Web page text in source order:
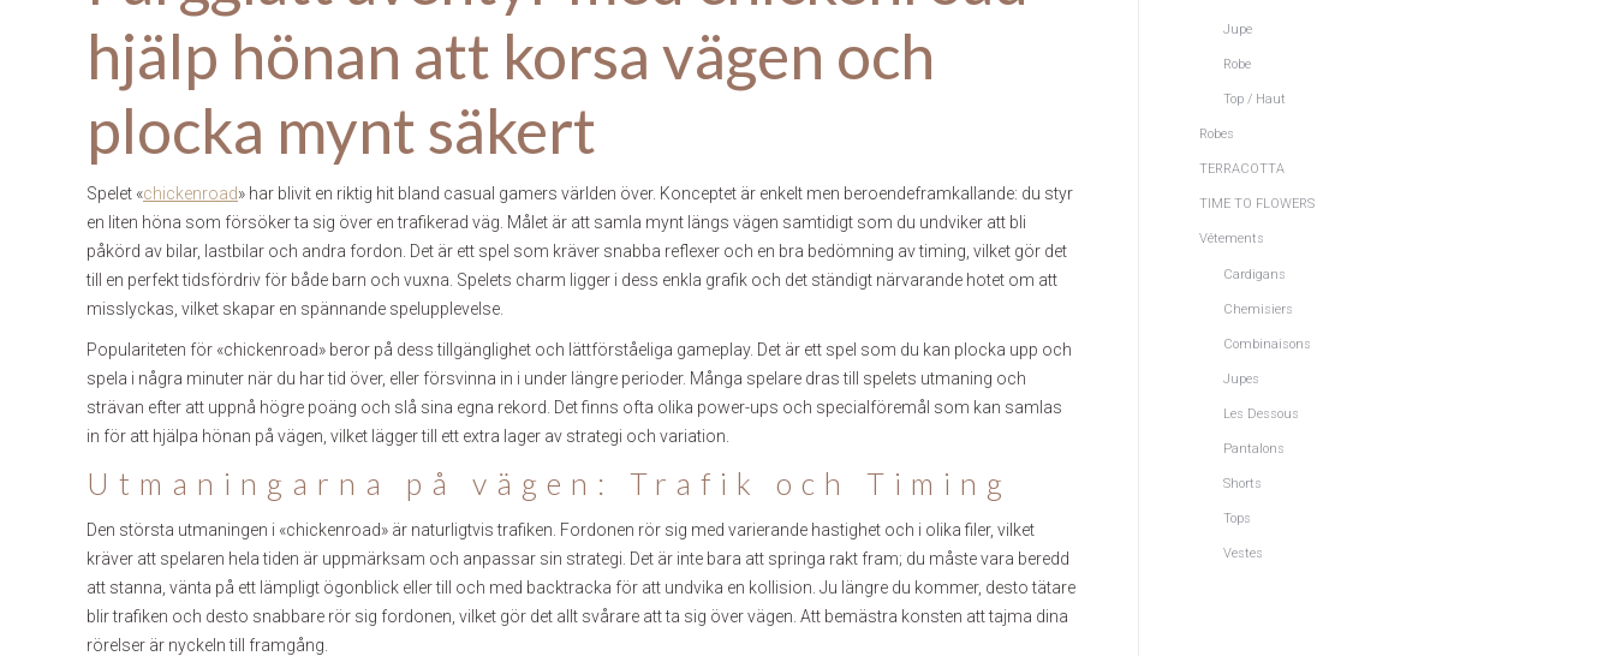
hjälp hönan att korsa vägen och
plocka mynt säkert
Spelet «chickenroad» har blivit en riktig hit bland casual gamers världen över. Konceptet är enkelt men beroendeframkallande: du styr
en liten höna som försöker ta sig över en trafikerad väg. Målet är att samla mynt längs vägen samtidigt som du undviker att bli
påkörd av bilar, lastbilar och andra fordon. Det är ett spel som kräver snabba reflexer och en bra bedömning av timing, vilket gör det
till en perfekt tidsfördriv för både barn och vuxna. Spelets charm ligger i dess enkla grafik och det ständigt närvarande hotet om att
misslyckas, vilket skapar en spännande spelupplevelse.
Populariteten för «chickenroad» beror på dess tillgänglighet och lättförståeliga gameplay. Det är ett spel som du kan plocka upp och
spela i några minuter när du har tid över, eller försvinna in i under längre perioder. Många spelare dras till spelets utmaning och
strävan efter att uppnå högre poäng och slå sina egna rekord. Det finns ofta olika power-ups och specialföremål som kan samlas
in för att hjälpa hönan på vägen, vilket lägger till ett extra lager av strategi och variation.
Utmaningarna på vägen: Trafik och Timing
Den största utmaningen i «chickenroad» är naturligtvis trafiken. Fordonen rör sig med varierande hastighet och i olika filer, vilket
kräver att spelaren hela tiden är uppmärksam och anpassar sin strategi. Det är inte bara att springa rakt fram; du måste vara beredd
att stanna, vänta på ett lämpligt ögonblick eller till och med backtracka för att undvika en kollision. Ju längre du kommer, desto tätare
blir trafiken och desto snabbare rör sig fordonen, vilket gör det allt svårare att ta sig över vägen. Att bemästra konsten att tajma dina
rörelser är nyckeln till framgång.
Jupe
Robe
Top / Haut
Robes
TERRACOTTA
TIME TO FLOWERS
Vêtements
Cardigans
Chemisiers
Combinaisons
Jupes
Les Dessous
Pantalons
Shorts
Tops
Vestes